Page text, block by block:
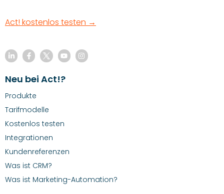
Act! kostenlos testen →
Neu bei Act!?
Produkte
Tarifmodelle
Kostenlos testen
Integrationen
Kundenreferenzen
Was ist CRM?
Was ist Marketing-Automation?